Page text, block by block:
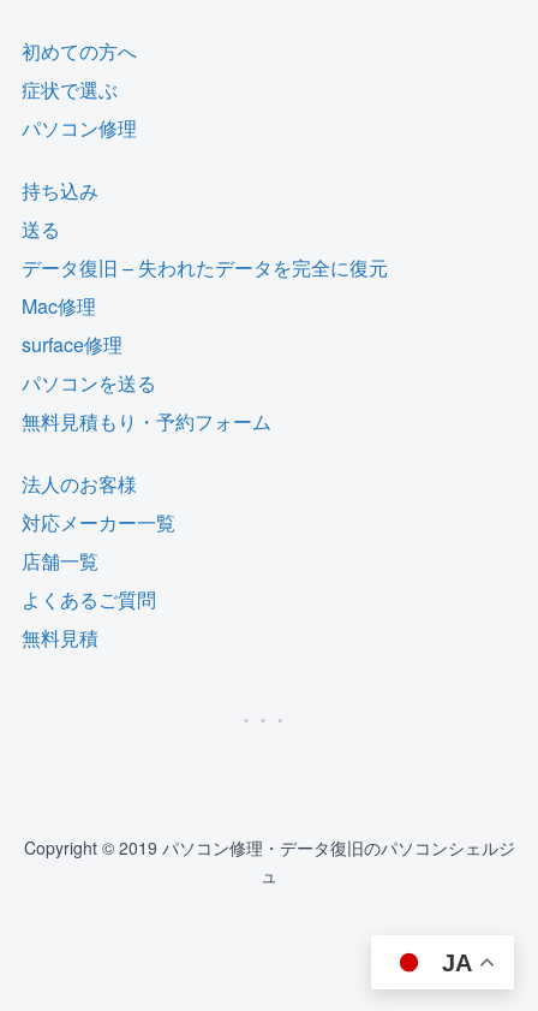
初めての方へ
症状で選ぶ
パソコン修理
持ち込み
送る
データ復旧 – 失われたデータを完全に復元
Mac修理
surface修理
パソコンを送る
無料見積もり・予約フォーム
法人のお客様
対応メーカー一覧
店舗一覧
よくあるご質問
無料見積
Copyright © 2019 パソコン修理・データ復旧のパソコンシェルジ
ュ
JA